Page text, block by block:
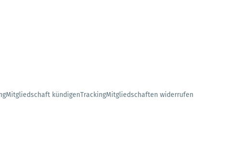
Mitgliedschaft kündigenTrackingMitgliedschaften widerrufen